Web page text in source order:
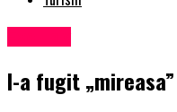
I-a fugit